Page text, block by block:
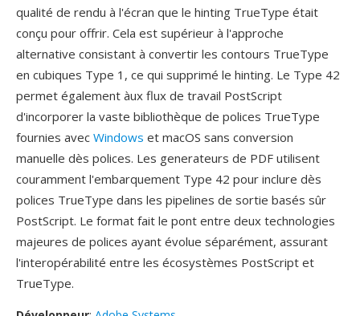
qualité de rendu à l'écran que le hinting TrueType était
conçu pour offrir. Cela est supérieur à l'approche
alternative consistant à convertir les contours TrueType
en cubiques Type 1, ce qui supprimé le hinting. Le Type 42
permet également àux flux de travail PostScript
d'incorporer la vaste bibliothèque de polices TrueType
fournies avec Windows et macOS sans conversion
manuelle dès polices. Les generateurs de PDF utilisent
couramment l'embarquement Type 42 pour inclure dès
polices TrueType dans les pipelines de sortie basés sûr
PostScript. Le format fait le pont entre deux technologies
majeures de polices ayant évolue séparément, assurant
l'interopérabilité entre les écosystèmes PostScript et
TrueType.